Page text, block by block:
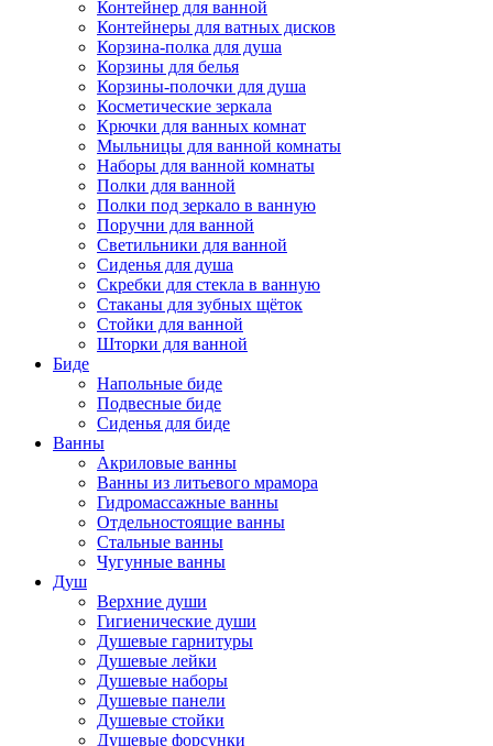
Контейнер для ванной
Контейнеры для ватных дисков
Корзина-полка для душа
Корзины для белья
Корзины-полочки для душа
Косметические зеркала
Крючки для ванных комнат
Мыльницы для ванной комнаты
Наборы для ванной комнаты
Полки для ванной
Полки под зеркало в ванную
Поручни для ванной
Светильники для ванной
Сиденья для душа
Скребки для стекла в ванную
Стаканы для зубных щёток
Стойки для ванной
Шторки для ванной
Биде
Напольные биде
Подвесные биде
Сиденья для биде
Ванны
Акриловые ванны
Ванны из литьевого мрамора
Гидромассажные ванны
Отдельностоящие ванны
Стальные ванны
Чугунные ванны
Душ
Верхние души
Гигиенические души
Душевые гарнитуры
Душевые лейки
Душевые наборы
Душевые панели
Душевые стойки
Душевые форсунки